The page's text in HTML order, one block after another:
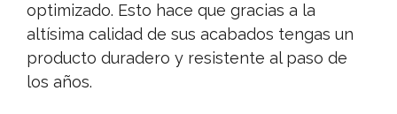
optimizado. Esto hace que gracias a la
altísima calidad de sus acabados tengas un
producto duradero y resistente al paso de
los años.